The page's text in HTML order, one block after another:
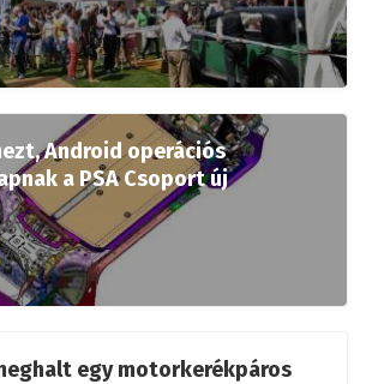
Android operációs
a PSA Csoport új
egy motorkerékpáros